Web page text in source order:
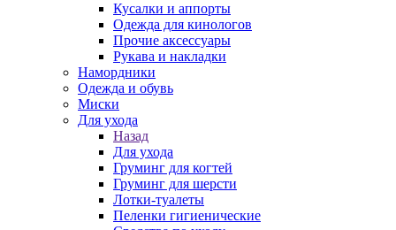
Кусалки и аппорты
Одежда для кинологов
Прочие аксессуары
Рукава и накладки
Намордники
Одежда и обувь
Миски
Для ухода
Назад
Для ухода
Груминг для когтей
Груминг для шерсти
Лотки-туалеты
Пеленки гигиенические